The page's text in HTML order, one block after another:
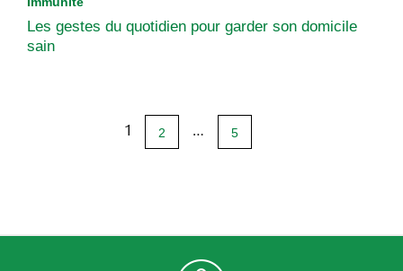
Les gestes du quotidien pour garder son domicile
sain
1 2 … 5